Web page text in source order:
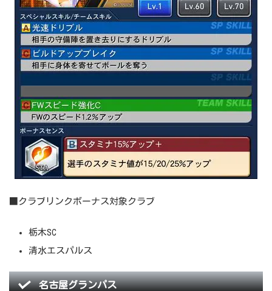
■クラブリンクボーナス対象クラブ
栃木SC
清水エスパルス
名古屋グランパス